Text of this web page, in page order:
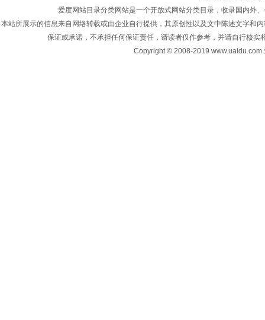
爱度网站目录分类网站是一个开放式网站分类目录，收录国内外
本站所展示的信息来自网络转载或由企业自行提供，其原创性以及文中陈述文字和
保证或承诺，不承担任何保证责任，请读者仅作参考，并请自行核
Copyright © 2008-2019 www.uaidu.com